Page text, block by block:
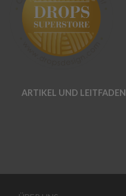
ARTIKEL UND LEITFADEN